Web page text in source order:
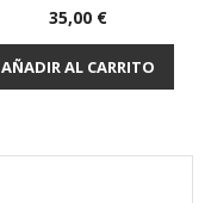
Precio
35,00 €
AÑADIR AL CARRITO